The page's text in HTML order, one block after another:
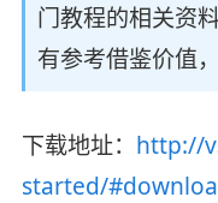
门教程的相关资
有参考借鉴价值
下载地址： http://
started/